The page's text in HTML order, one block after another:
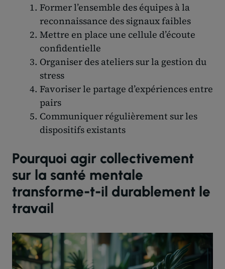
Former l’ensemble des équipes à la
reconnaissance des signaux faibles
Mettre en place une cellule d’écoute
confidentielle
Organiser des ateliers sur la gestion du
stress
Favoriser le partage d’expériences entre
pairs
Communiquer régulièrement sur les
dispositifs existants
Pourquoi agir collectivement
sur la santé mentale
transforme-t-il durablement le
travail